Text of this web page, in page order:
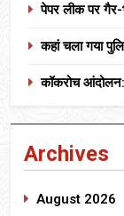
पेपर लीक पर गैर-
कहां चला गया
कॉकरोच आंदोलन:
Archives
August 2026